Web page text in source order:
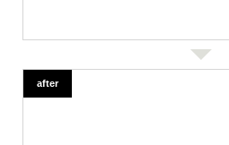
after